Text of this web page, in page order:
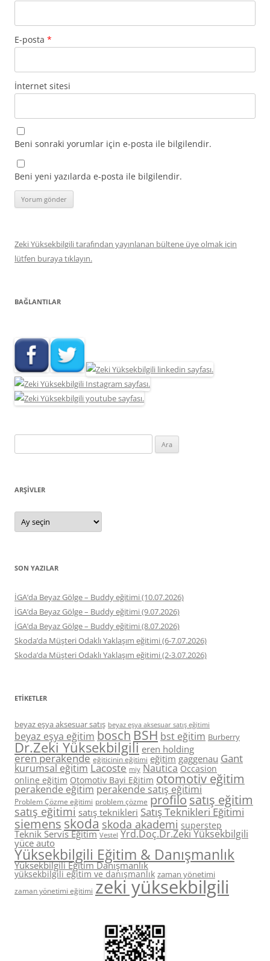
E-posta *
İnternet sitesi
Beni sonraki yorumlar için e-posta ile bilgilendir.
Beni yeni yazılarda e-posta ile bilgilendir.
Zeki Yüksekbilgili tarafından yayınlanan bültene üye olmak için
lütfen buraya tıklayın.
BAĞLANTILAR
ARŞIVLER
Arşivler
SON YAZILAR
İGA’da Beyaz Gölge – Buddy eğitimi (10.07.2026)
İGA’da Beyaz Gölge – Buddy eğitimi (9.07.2026)
İGA’da Beyaz Gölge – Buddy eğitimi (8.07.2026)
Skoda’da Müşteri Odaklı Yaklaşım eğitimi (6-7.07.2026)
Skoda’da Müşteri Odaklı Yaklaşım eğitimi (2-3.07.2026)
ETIKETLER
beyaz eşya aksesuar satış beyaz eşya aksesuar satış eğitimi
beyaz eşya eğitim boschBSH bst eğitim Burberry
Dr.Zeki Yüksekbilgili eren holding
eren perakende eğiticinin eğitimi eğitim gaggenau Gant
kurumsal eğitim Lacoste miy Nautica Occasion
online eğitim Otomotiv Bayi Eğitim otomotiv eğitim
perakende eğitim perakende satış eğitimi
Problem Çözme eğitimi problem çözme profilo satış eğitim
satış eğitimi satış teknikleri Satış Teknikleri Eğitimi
siemens skoda skoda akademi superstep
Teknik Servis Eğitim Vestel Yrd.Doç.Dr.Zeki Yüksekbilgili
yüce auto
Yüksekbilgili Eğitim & Danışmanlık
Yüksekbilgili Eğitim Danışmanlık
yüksekbilgili eğitim ve danışmanlık zaman yönetimi
zaman yönetimi eğitimi zeki yüksekbilgili